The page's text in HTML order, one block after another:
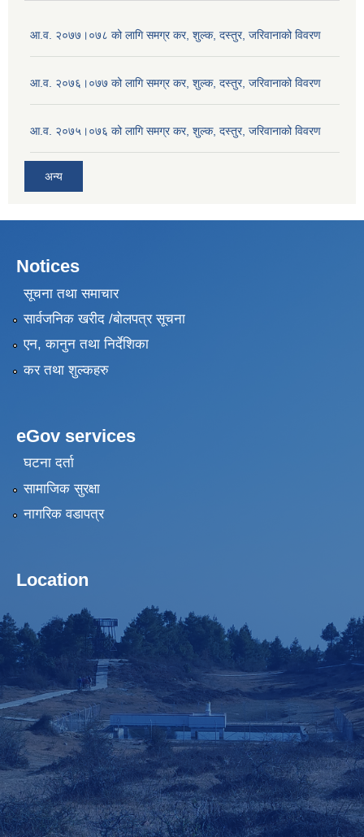
आ.व. २०७७।०७८ को लागि समग्र कर, शुल्क, दस्तुर, जरिवानाको विवरण
आ.व. २०७६।०७७ को लागि समग्र कर, शुल्क, दस्तुर, जरिवानाको विवरण
आ.व. २०७५।०७६ को लागि समग्र कर, शुल्क, दस्तुर, जरिवानाको विवरण
अन्य
Notices
सूचना तथा समाचार
सार्वजनिक खरीद /बोलपत्र सूचना
एन, कानुन तथा निर्देशिका
कर तथा शुल्कहरु
eGov services
घटना दर्ता
सामाजिक सुरक्षा
नागरिक वडापत्र
Location